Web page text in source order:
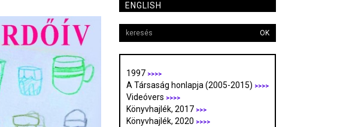
ENGLISH
OK
1997 >>>>
A Társaság honlapja (2005-2015) >>>>
Videóvers >>>>
Könyvhajlék, 2017 >>>
Könyvhajlék, 2020 >>>>